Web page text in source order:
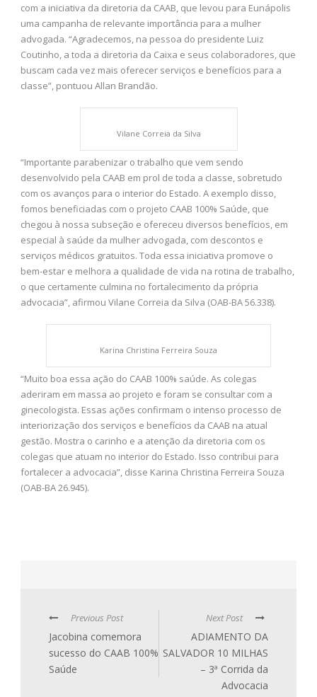
com a iniciativa da diretoria da CAAB, que levou para Eunápolis
uma campanha de relevante importância para a mulher
advogada. “Agradecemos, na pessoa do presidente Luiz
Coutinho, a toda a diretoria da Caixa e seus colaboradores, que
buscam cada vez mais oferecer serviços e benefícios para a
classe”, pontuou Allan Brandão.
Vilane Correia da Silva
“Importante parabenizar o trabalho que vem sendo
desenvolvido pela CAAB em prol de toda a classe, sobretudo
com os avanços para o interior do Estado. A exemplo disso,
fomos beneficiadas com o projeto CAAB 100% Saúde, que
chegou à nossa subseção e ofereceu diversos benefícios, em
especial à saúde da mulher advogada, com descontos e
serviços médicos gratuitos. Toda essa iniciativa promove o
bem-estar e melhora a qualidade de vida na rotina de trabalho,
o que certamente culmina no fortalecimento da própria
advocacia”, afirmou Vilane Correia da Silva (OAB-BA 56.338).
Karina Christina Ferreira Souza
“Muito boa essa ação do CAAB 100% saúde. As colegas
aderiram em massa ao projeto e foram se consultar com a
ginecologista. Essas ações confirmam o intenso processo de
interiorização dos serviços e benefícios da CAAB na atual
gestão. Mostra o carinho e a atenção da diretoria com os
colegas que atuam no interior do Estado. Isso contribui para
fortalecer a advocacia”, disse Karina Christina Ferreira Souza
(OAB-BA 26.945).
Previous Post
Jacobina comemora
sucesso do CAAB 100%
Saúde
Next Post
ADIAMENTO DA
SALVADOR 10 MILHAS
– 3ª Corrida da
Advocacia